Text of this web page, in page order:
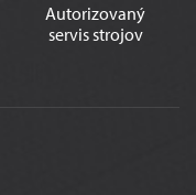
Autorizovaný
servis strojov